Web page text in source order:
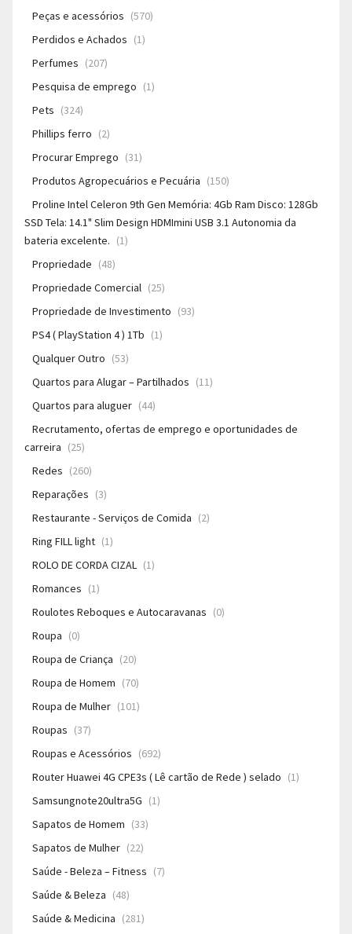
Peças e acessórios (570)
Perdidos e Achados (1)
Perfumes (207)
Pesquisa de emprego (1)
Pets (324)
Phillips ferro (2)
Procurar Emprego (31)
Produtos Agropecuários e Pecuária (150)
Proline Intel Celeron 9th Gen Memória: 4Gb Ram Disco: 128Gb
SSD Tela: 14.1" Slim Design HDMImini USB 3.1 Autonomia da
bateria excelente. (1)
Propriedade (48)
Propriedade Comercial (25)
Propriedade de Investimento (93)
PS4 ( PlayStation 4 ) 1Tb (1)
Qualquer Outro (53)
Quartos para Alugar – Partilhados (11)
Quartos para aluguer (44)
Recrutamento, ofertas de emprego e oportunidades de
carreira (25)
Redes (260)
Reparações (3)
Restaurante - Serviços de Comida (2)
Ring FILL light (1)
ROLO DE CORDA CIZAL (1)
Romances (1)
Roulotes Reboques e Autocaravanas (0)
Roupa (0)
Roupa de Criança (20)
Roupa de Homem (70)
Roupa de Mulher (101)
Roupas (37)
Roupas e Acessórios (692)
Router Huawei 4G CPE3s ( Lê cartão de Rede ) selado (1)
Samsungnote20ultra5G (1)
Sapatos de Homem (33)
Sapatos de Mulher (22)
Saúde - Beleza – Fitness (7)
Saúde & Beleza (48)
Saúde & Medicina (281)